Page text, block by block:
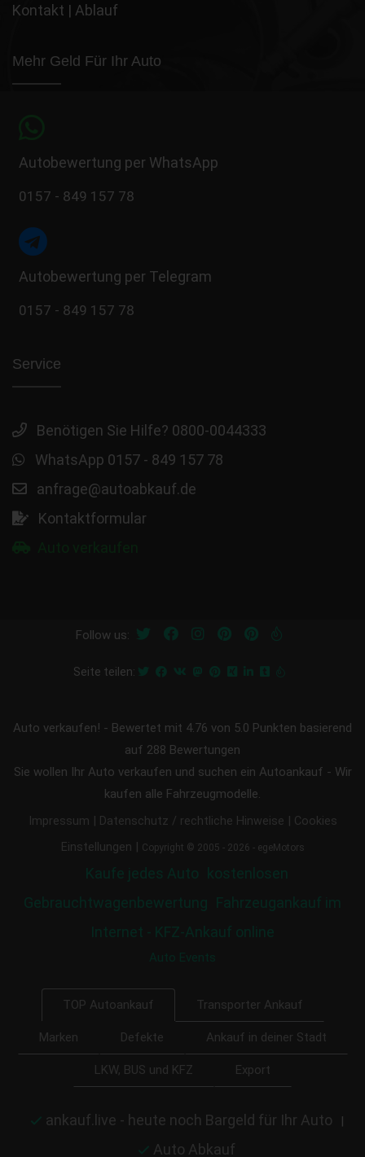
Kontakt | Ablauf
Mehr Geld Für Ihr Auto
Autobewertung per WhatsApp
0157 - 849 157 78
Autobewertung per Telegram
0157 - 849 157 78
Service
Benötigen Sie Hilfe? 0800-0044333
WhatsApp 0157 - 849 157 78
anfrage@autoabkauf.de
Kontaktformular
Follow us:
Seite teilen:
Auto verkaufen! - Bewertet mit 4.76 von 5.0 Punkten basierend
auf 288 Bewertungen
Sie wollen Ihr Auto verkaufen und suchen ein Autoankauf - Wir
kaufen alle Fahrzeugmodelle.
Impressum | Datenschutz / rechtliche Hinweise | Cookies
Einstellungen | Copyright © 2005 - 2026 - egeMotors
Kaufe jedes Auto kostenlosen
Gebrauchtwagenbewertung Fahrzeugankauf im
Internet - KFZ-Ankauf online
Auto Events
TOP Autoankauf Transporter Ankauf
Marken Defekte Ankauf in deiner Stadt
LKW, BUS und KFZ Export
ankauf.live - heute noch Bargeld für Ihr Auto |
Auto Abkauf